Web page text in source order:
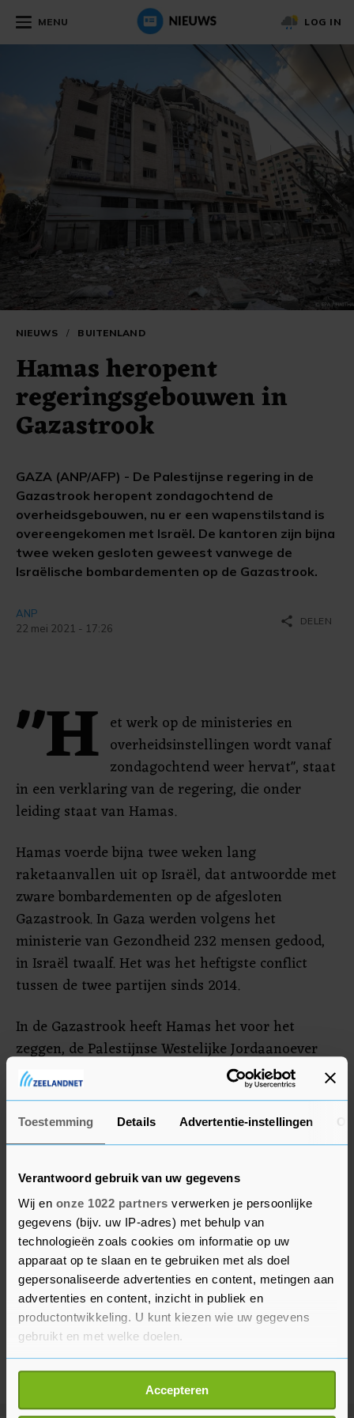
Toestemming Details Advertentie-instellingen
Verantwoord gebruik van uw gegevens
Wij en onze 1022 partners verwerken je persoonlijke
gegevens (bijv. uw IP-adres) met behulp van
technologieën zoals cookies om informatie op uw
apparaat op te slaan en te gebruiken met als doel
gepersonaliseerde advertenties en content, metingen aan
advertenties en content, inzicht in publiek en
productontwikkeling. U kunt kiezen wie uw gegevens
gebruikt en met welke doelen.
Als u het toestaat, willen we ook graag:
Informatie verzamelen over uw geografische
locatie, die tot een paar meter nauwkeurig kan zijn
Accepteren
MENU LOG IN
NIEUWS / BUITENLAND
Hamas heropent
regeringsgebouwen in
Gazastrook
GAZA (ANP/AFP) - De Palestijnse regering in de
Gazastrook heropent zondagochtend de
overheidsgebouwen, nu er een wapenstilstand is
overeengekomen met Israël. De kantoren zijn bijna
twee weken gesloten geweest vanwege de
Israëlische bombardementen op de Gazastrook.
ANP
22 mei 2021 - 17:26
share DELEN
"H et werk op de ministeries en
overheidsinstellingen wordt vanaf
zondagochtend weer hervat", staat
in een verklaring van de regering, die onder
leiding staat van Hamas.
Hamas voerde bijna twee weken lang
raketaanvallen uit op Israël, dat antwoordde met
zware bombardementen op de afgesloten
Gazastrook. In Gaza werden volgens het
ministerie van Gezondheid 232 mensen gedood,
in Israël twaalf. Het was het heftigste conflict
tussen de twee partijen sinds 2014.
In de Gazastrook heeft Hamas het voor het
zeggen, de Palestijnse Westelijke Jordaanoever
wordt geregeerd door de Fatah-partij van
president Mahmoud Abbas.